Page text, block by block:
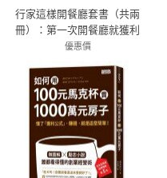
行家這樣開餐廳套書（共兩
冊）：第一次開餐廳就獲利
優惠價
79折 561元